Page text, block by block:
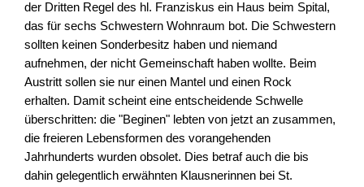
der Dritten Regel des hl. Franziskus ein Haus beim Spital,
das für sechs Schwestern Wohnraum bot. Die Schwestern
sollten keinen Sonderbesitz haben und niemand
aufnehmen, der nicht Gemeinschaft haben wollte. Beim
Austritt sollen sie nur einen Mantel und einen Rock
erhalten. Damit scheint eine entscheidende Schwelle
überschritten: die "Beginen" lebten von jetzt an zusammen,
die freieren Lebensformen des vorangehenden
Jahrhunderts wurden obsolet. Dies betraf auch die bis
dahin gelegentlich erwähnten Klausnerinnen bei St.